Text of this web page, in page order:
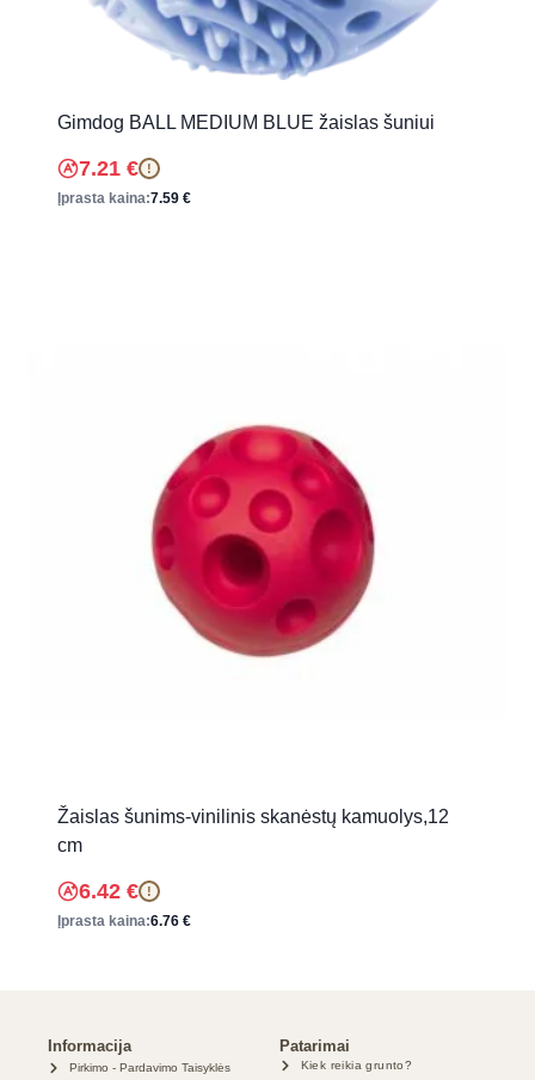
Gimdog BALL MEDIUM BLUE žaislas šuniui
7.21 € !
Įprasta kaina:7.59 €
Žaislas šunims-vinilinis skanėstų kamuolys,12
cm
6.42 € !
Įprasta kaina:6.76 €
Informacija
Pirkimo - Pardavimo Taisyklės
Patarimai
Kiek reikia grunto?